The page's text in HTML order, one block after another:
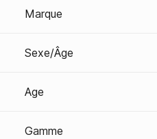
Marque
Sexe/Âge
Age
Gamme